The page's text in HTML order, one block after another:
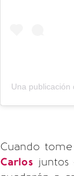
Una publicación
Cuando
Carlos juntos